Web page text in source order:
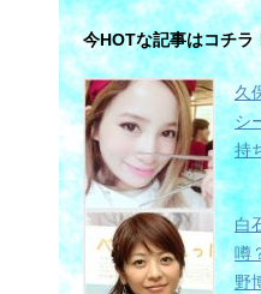
今HOTな記事はコチラ
久
シ
持
白
噂
野